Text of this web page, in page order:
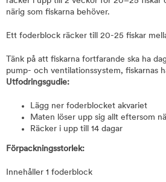
närig som fiskarna behöver.
Ett foderblock räcker till 20-25 fiskar
Tänk på att fiskarna fortfarande ska ha
pump- och ventilationssystem, fiskarnas
Utfodringsgudie:
Lägg ner foderblocket akvariet
Maten löser upp sig allt eftersom
Räcker i upp till 14 dagar
Förpackningsstorlek:
Innehåller 1 foderblock